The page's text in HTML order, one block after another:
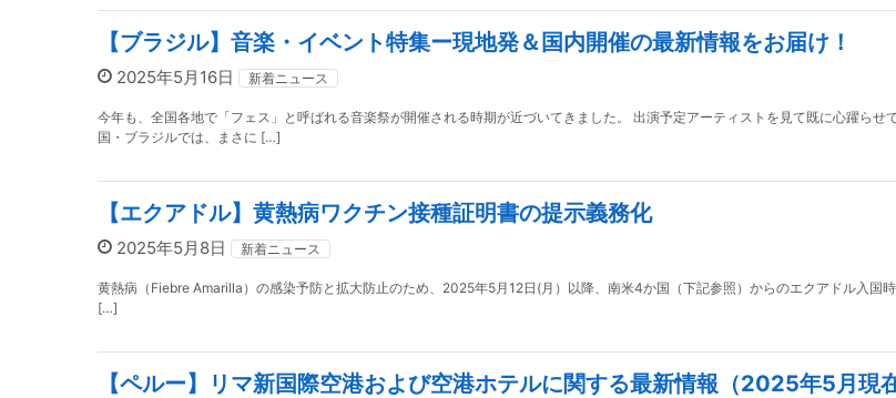
【ブラジル】音楽・イベント特集ー現地発＆国内開催の最新情報をお届け！
2025年5月16日 新着ニュース
今年も、全国各地で「フェス」と呼ばれる音楽祭が開催される時期が近づいてきました。 出演予定アーティストを見て既に心躍ら
国・ブラジルでは、まさに […]
【エクアドル】黄熱病ワクチン接種証明書の提示義務化
2025年5月8日 新着ニュース
黄熱病（Fiebre Amarilla）の感染予防と拡大防止のため、2025年5月12日(月）以降、南米4か国（下記参照）からのエクアドル入国
[…]
【ペルー】リマ新国際空港および空港ホテルに関する最新情報（2025年5月現在